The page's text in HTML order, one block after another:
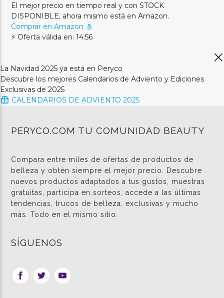
El mejor precio en tiempo real y con STOCK
DISPONIBLE, ahora mismo está en Amazon.
Comprar en Amazon
⚡ Oferta válida en: 14:56
La Navidad 2025 ya está en Peryco
Descubre los mejores Calendarios de Adviento y Ediciones
Exclusivas de 2025
CALENDARIOS DE ADVIENTO 2025
PERYCO.COM TU COMUNIDAD BEAUTY
Compara entre miles de ofertas de productos de
belleza y obtén siempre el mejor precio. Descubre
nuevos productos adaptados a tus gustos, muestras
gratuitas, participa en sorteos, accede a las últimas
tendencias, trucos de belleza, exclusivas y mucho
más. Todo en el mismo sitio.
SÍGUENOS